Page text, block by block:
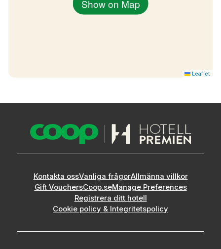
Show on Map
Leaflet
Kontakta ossVanliga frågorAllmänna villkor
Gift VouchersCoop.seManage Preferences
Registrera ditt hotell
Cookie policy & Integritetspolicy